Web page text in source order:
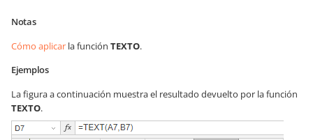
Notas
Cómo aplicar la función TEXTO.
Ejemplos
La figura a continuación muestra el resultado devuelto por la función
TEXTO.